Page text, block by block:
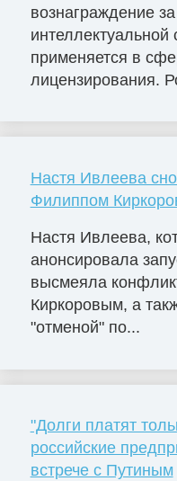
вознаграждение
интеллектуальной
применяется в
лицензирования.
Настя Ивлеева
Филиппом
Настя Ивлеева,
анонсировала
высмеяла
Киркоровым, а
"отменой" по...
"Долги платят
российские
встрече с Путиным